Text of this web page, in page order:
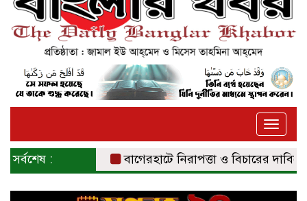
Toggle
সর্বশেষ : বাগেরহাটে নিরাপত্তা ও বিচারের দাবিতে